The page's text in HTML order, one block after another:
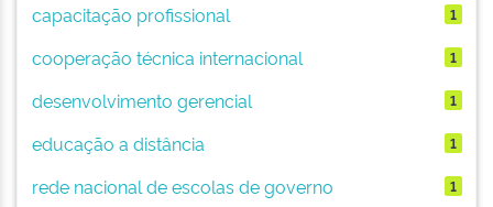
capacitação profissional 1
cooperação técnica internacional 1
desenvolvimento gerencial 1
educação a distância 1
rede nacional de escolas de governo 1